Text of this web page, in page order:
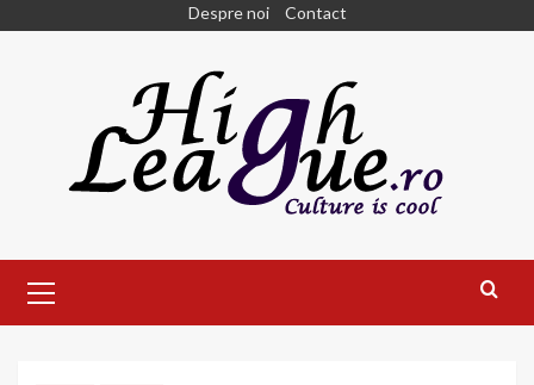
Despre noi Contact
Menu